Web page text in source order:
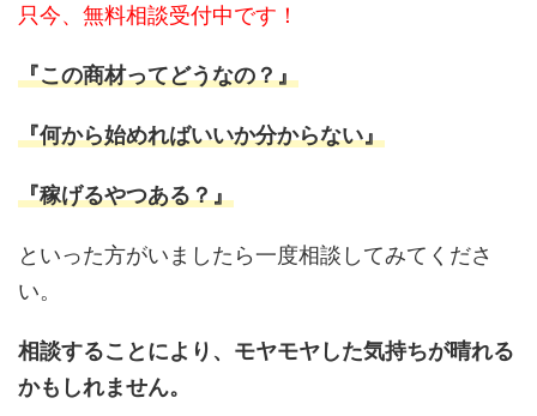
只今、無料相談受付中です！
『この商材ってどうなの？』
『何から始めればいいか分からない』
『稼げるやつある？』
といった方がいましたら一度相談してみてくださ
い。
相談することにより、モヤモヤした気持ちが晴れる
かもしれません。